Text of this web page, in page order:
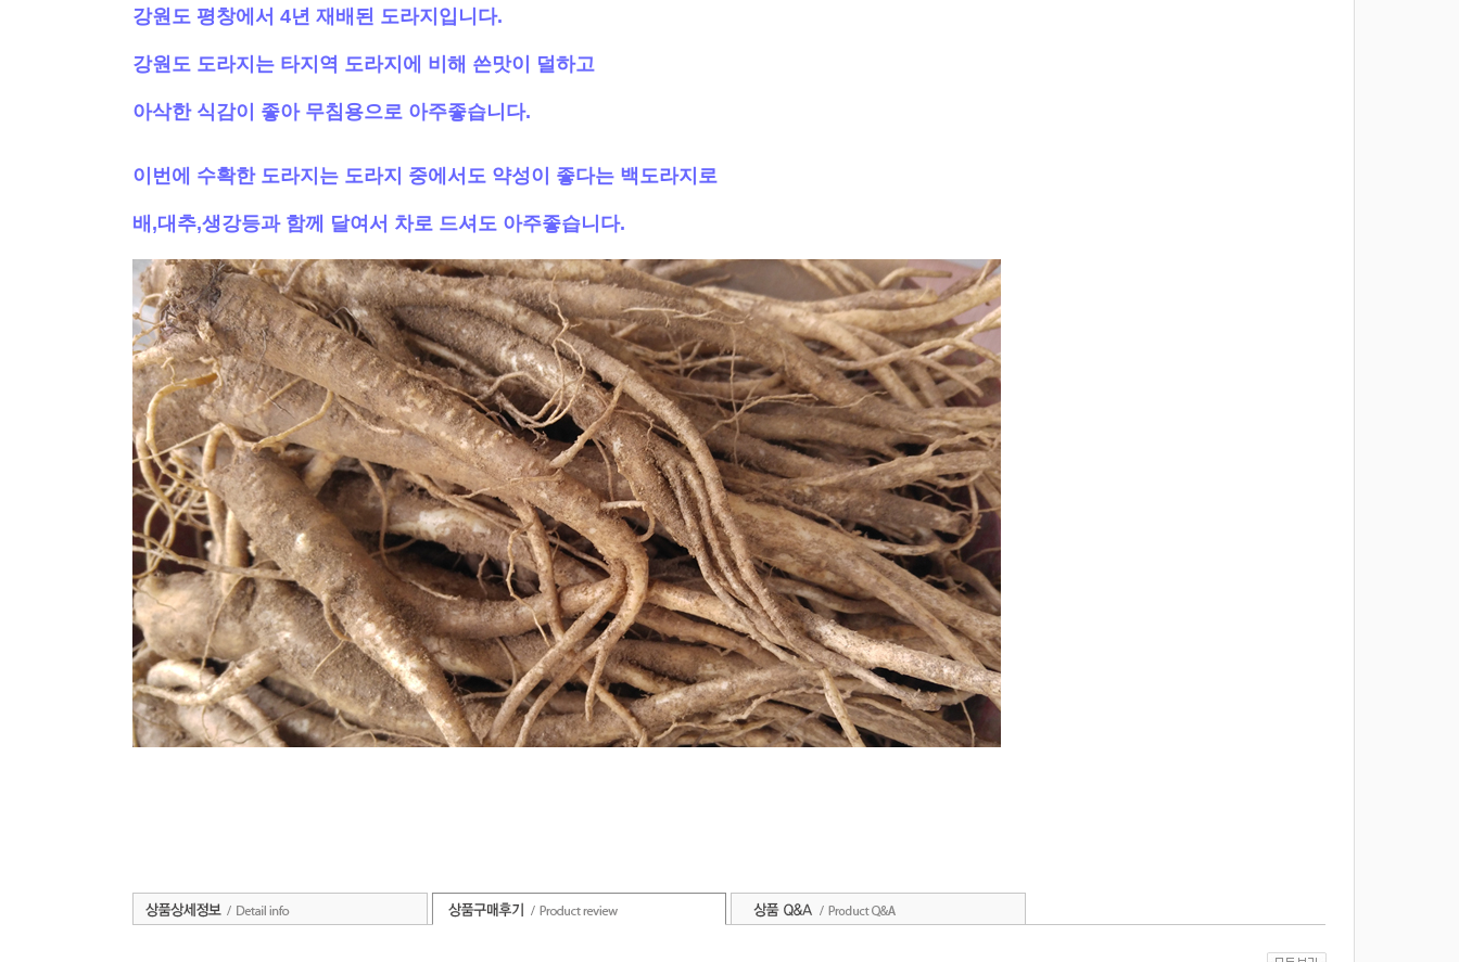
강원도 평창에서 4년 재배된 도라지입니다.
강원도 도라지는 타지역 도라지에 비해 쓴맛이 덜하고
아삭한 식감이 좋아 무침용으로 아주좋습니다.
이번에 수확한 도라지는 도라지 중에서도 약성이 좋다는 백도라지로
배,대추,생강등과 함께 달여서 차로 드셔도 아주좋습니다.